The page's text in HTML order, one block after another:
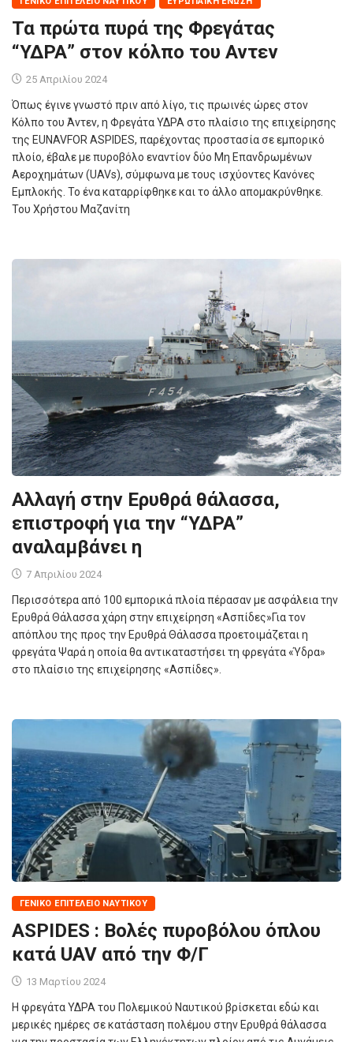
Τα πρώτα πυρά της Φρεγάτας
“ΥΔΡΑ” στον κόλπο του Αντεν
25 Απριλίου 2024
Όπως έγινε γνωστό πριν από λίγο, τις πρωινές ώρες στον
Κόλπο του Άντεν, η Φρεγάτα ΥΔΡΑ στο πλαίσιο της επιχείρησης
της EUNAVFOR ASPIDES, παρέχοντας προστασία σε εμπορικό
πλοίο, έβαλε με πυροβόλο εναντίον δύο Μη Επανδρωμένων
Αεροχημάτων (UAVs), σύμφωνα με τους ισχύοντες Κανόνες
Εμπλοκής. Το ένα καταρρίφθηκε και το άλλο απομακρύνθηκε.
Του Χρήστου Μαζανίτη
Αλλαγή στην Ερυθρά θάλασσα,
επιστροφή για την “ΥΔΡΑ”
αναλαμβάνει η
7 Απριλίου 2024
Περισσότερα από 100 εμπορικά πλοία πέρασαν με ασφάλεια την
Ερυθρά Θάλασσα χάρη στην επιχείρηση «Ασπίδες»Για τον
απόπλου της προς την Ερυθρά Θάλασσα προετοιμάζεται η
φρεγάτα Ψαρά η οποία θα αντικαταστήσει τη φρεγάτα «Ύδρα»
στο πλαίσιο της επιχείρησης «Ασπίδες».
ΓΕΝΙΚΌ ΕΠΙΤΕΛΕΊΟ ΝΑΥΤΙΚΟΎ
ASPIDES : Βολές πυροβόλου όπλου
κατά UAV από την Φ/Γ
13 Μαρτίου 2024
Η φρεγάτα ΥΔΡΑ του Πολεμικού Ναυτικού βρίσκεται εδώ και
μερικές ημέρες σε κατάσταση πολέμου στην Ερυθρά θάλασσα